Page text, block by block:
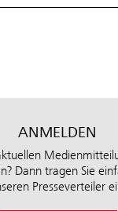
ANMELDEN
Dann tragen Sie
Presseverteiler